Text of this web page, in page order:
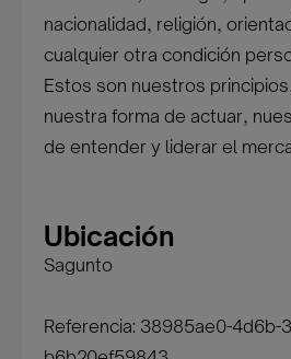
nacionalidad, religión,
cualquier otra condición
Estos son nuestros
nuestra forma de actuar,
de entender y liderar el
Ubicación
Sagunto
Referencia: 38985ae0-4d6b-